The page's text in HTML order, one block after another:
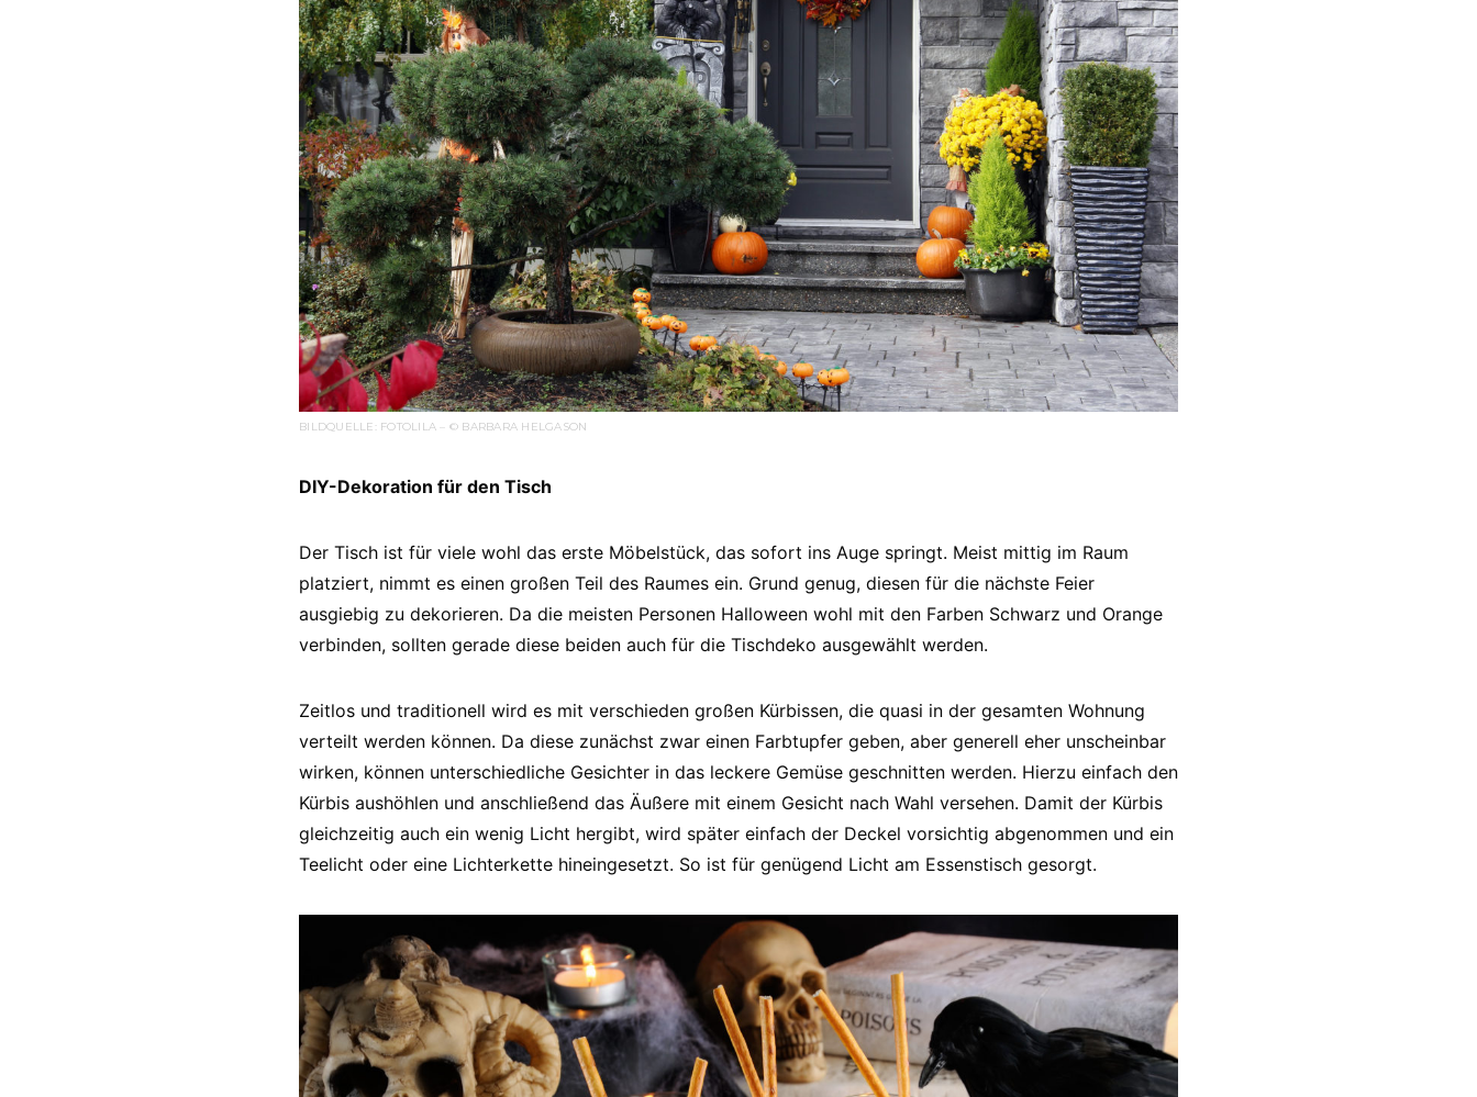
BILDQUELLE: FOTOLILA – © BARBARA HELGASON
DIY-Dekoration für den Tisch
Der Tisch ist für viele wohl das erste Möbelstück, das sofort ins Auge springt. Meist mittig im Raum
platziert, nimmt es einen großen Teil des Raumes ein. Grund genug, diesen für die nächste Feier
ausgiebig zu dekorieren. Da die meisten Personen Halloween wohl mit den Farben Schwarz und Orange
verbinden, sollten gerade diese beiden auch für die Tischdeko ausgewählt werden.
Zeitlos und traditionell wird es mit verschieden großen Kürbissen, die quasi in der gesamten Wohnung
verteilt werden können. Da diese zunächst zwar einen Farbtupfer geben, aber generell eher unscheinbar
wirken, können unterschiedliche Gesichter in das leckere Gemüse geschnitten werden. Hierzu einfach den
Kürbis aushöhlen und anschließend das Äußere mit einem Gesicht nach Wahl versehen. Damit der Kürbis
gleichzeitig auch ein wenig Licht hergibt, wird später einfach der Deckel vorsichtig abgenommen und ein
Teelicht oder eine Lichterkette hineingesetzt. So ist für genügend Licht am Essenstisch gesorgt.